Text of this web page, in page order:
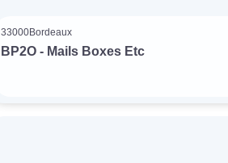
33000Bordeaux
BP2O - Mails Boxes Etc